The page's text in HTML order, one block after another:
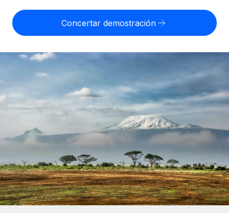
cumpliendo la normativa.
Integra y gestiona a autónomos globalmente.
PEO
Externaliza tareas laborales complejas.
Conexión Remote
Integra los RR. HH. en tus flujos de trabajo sin
complicaciones.
Plataforma
Funciones esenciales de RR. HH. integradas para tu
Comparador de Remote
Compáranos con otras empresas.
ETAPAS DE CRECIMIENTO
Soluciones ágiles de RR. HH. globales y nóminas para
empresas en crecimiento.
Mediana empresa
Amplía tu equipo con soluciones de RR. HH.
personalizadas.
Empresa
RR. HH. globales para grandes empresas.
cualquier país.
Descubre opciones de divisas y tiempos de pago para
autónomos globales.
APRENDIZAJE CON REMOTE
Casos prácticos
Glosario de RR. HH.
Listas de verificación y plantillas
Biblioteca de descripciones de puestos
English
Nederlands
Français
Deutsch
Português (Portugal)
日本語
Concertar demostración